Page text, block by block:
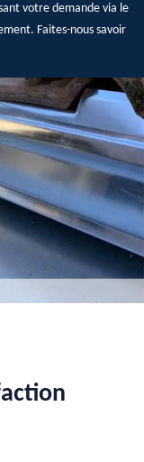
votre demande via le
Faites-nous savoir